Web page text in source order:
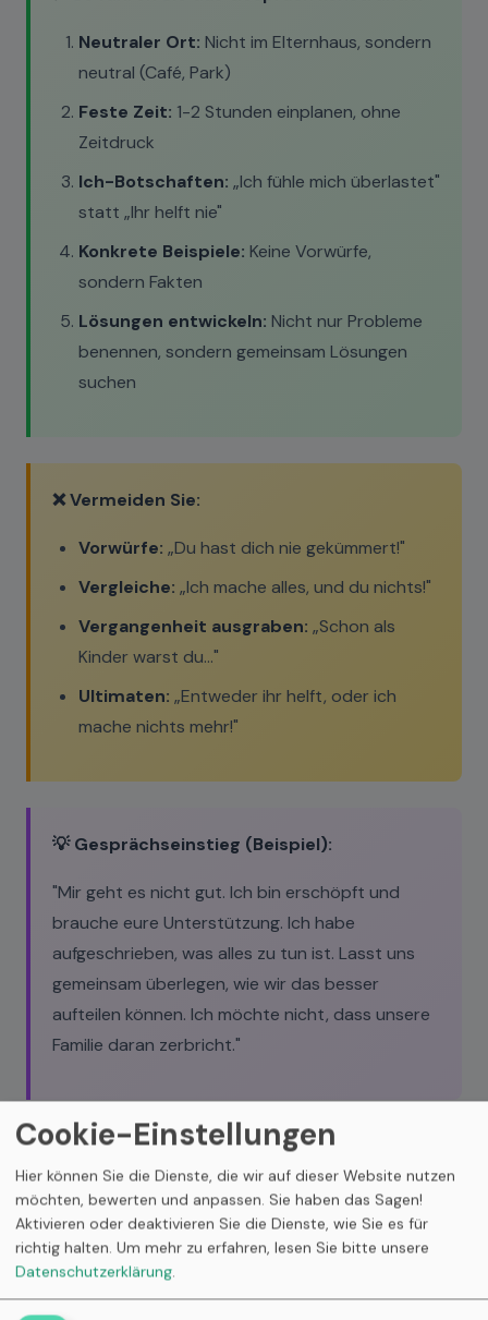
Neutraler Ort: Nicht im Elternhaus, sondern
neutral (Café, Park)
Feste Zeit: 1-2 Stunden einplanen, ohne
Zeitdruck
Ich-Botschaften: „Ich fühle mich überlastet"
statt „Ihr helft nie"
Konkrete Beispiele: Keine Vorwürfe,
sondern Fakten
Lösungen entwickeln: Nicht nur Probleme
benennen, sondern gemeinsam Lösungen
suchen
❌ Vermeiden Sie:
Vorwürfe: „Du hast dich nie gekümmert!"
Vergleiche: „Ich mache alles, und du nichts!"
Vergangenheit ausgraben: „Schon als
Kinder warst du..."
Ultimaten: „Entweder ihr helft, oder ich
mache nichts mehr!"
💡 Gesprächseinstieg (Beispiel):
"Mir geht es nicht gut. Ich bin erschöpft und
brauche eure Unterstützung. Ich habe
aufgeschrieben, was alles zu tun ist. Lasst uns
gemeinsam überlegen, wie wir das besser
aufteilen können. Ich möchte nicht, dass unsere
Familie daran zerbricht."
Faire Aufgabenteilung,
verschiedene Wege, beizutragen
Nicht jeder kann gleich viel pflegen, aber jeder kann
auf seine Weisebeitragen.
Cookie-Einstellungen
Hier können Sie die Dienste, die wir auf dieser Website nutzen
möchten, bewerten und anpassen. Sie haben das Sagen!
Aktivieren oder deaktivieren Sie die Dienste, wie Sie es für
richtig halten. Um mehr zu erfahren, lesen Sie bitte unsere
Datenschutzerklärung.